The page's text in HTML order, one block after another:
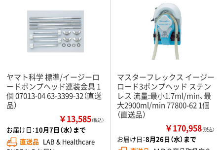
ヤマト科学 標準/イージーロ
ードポンプヘッド連装金具 1
個 07013-04 63-3399-32（直送
品）
￥13,585（税込）
お届け日：10月7日（水）まで
直送品 LAB & Healthcare
マスターフレックス イージー
ロード3ポンプヘッド ステン
レス 流量:最小1.7ml/min、最
大2900ml/min 77800-62 1個
（直送品）
￥170,958（税込）
お届け日：8月26日（水）まで